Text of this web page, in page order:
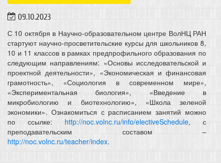
09.10.2023
С 10 октября в Научно-образовательном центре ВолНЦ РАН
стартуют научно-просветительские курсы для школьников 8,
10 и 11 классов в рамках предпрофильного образования по
следующим направлениям: «Основы исследовательской и
проектной деятельности», «Экономическая и финансовая
грамотность», «Социология в современном мире»,
«Экспериментальная биология», «Введение в
микробиологию и биотехнологию», «Школа зеленой
экономики». Ознакомиться с расписанием занятий можно
по ссылке: http://noc.volnc.ru/info/electiveSchedule, с
преподавательским составом –
http://noc.volnc.ru/teacher/index.